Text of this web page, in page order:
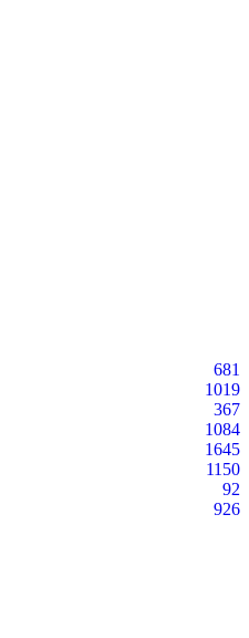
681
1019
367
1084
1645
1150
92
926